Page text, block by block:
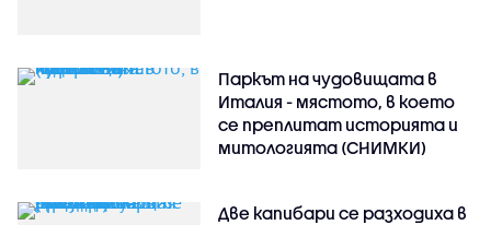
Паркът на чудовищата в
Италия - мястото, в което
се преплитат историята и
митологията (СНИМКИ)
Две капибари се разходиха в